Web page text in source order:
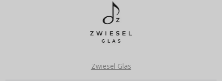
Zwiesel Glas